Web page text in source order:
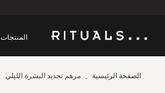
المنتجات
الصفحة الرئيسية مرهم تجديد البشرة الليلي